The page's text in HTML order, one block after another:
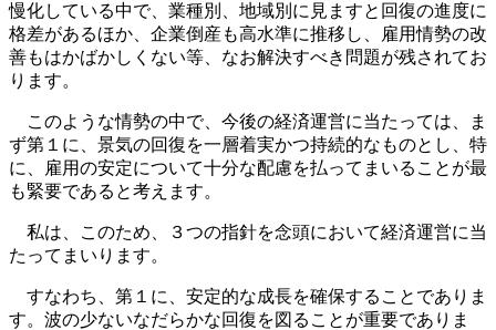
慢化している中で、業種別、地域別に見ますと回復の進度に
格差があるほか、企業倒産も高水準に推移し、雇用情勢の改
善もはかばかしくない等、なお解決すべき問題が残されてお
ります。
このような情勢の中で、今後の経済運営に当たっては、ま
ず第１に、景気の回復を一層着実かつ持続的なものとし、特
に、雇用の安定について十分な配慮を払ってまいることが最
も緊要であると考えます。
私は、このため、３つの指針を念頭において経済運営に当
たってまいります。
すなわち、第１に、安定的な成長を確保することでありま
す。波の少ないなだらかな回復を図ることが重要でありま